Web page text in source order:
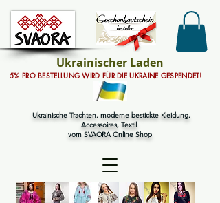
Ukrainische Trachten, moderne bestickte Kleidung,
Accessoires, Textil
vom SVAORA Online Shop
5% PRO BESTELLUNG WIRD FÜR DIE UKRAINE GESPENDET!
Ukrainischer Laden